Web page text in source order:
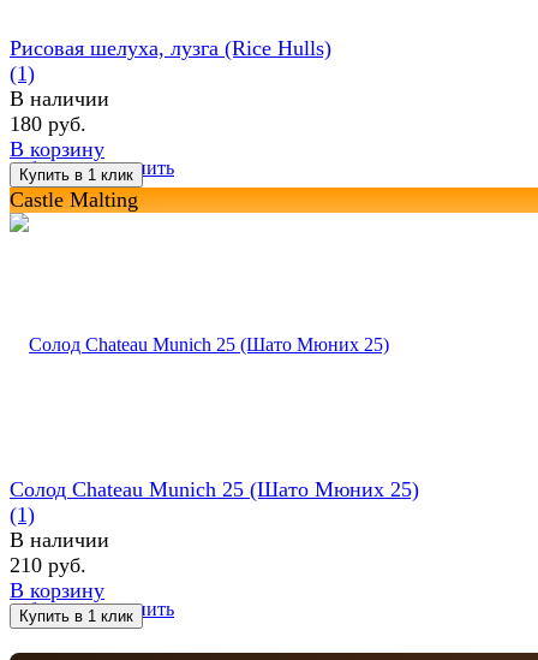
избранное сравнить
Рисовая шелуха, лузга (Rice Hulls)
(1)
В наличии
180 руб.
В корзину
Castle Malting
избранное сравнить
Солод Chateau Munich 25 (Шато Мюних 25)
(1)
В наличии
210 руб.
В корзину